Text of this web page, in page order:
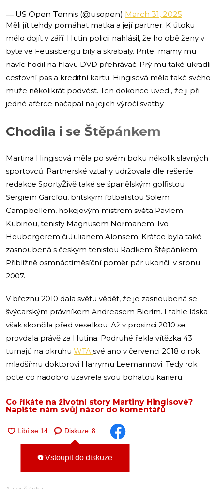
— US Open Tennis (@usopen) March 31, 2025
Měli jít tehdy pomáhat matka a její partner. K útoku
mělo dojít v září. Hutin policii nahlásil, že ho obě ženy v
bytě ve Feusisbergu bily a škrábaly. Přítel mámy mu
navíc hodil na hlavu DVD přehrávač. Prý mu také ukradli
cestovní pas a kreditní kartu. Hingisová měla také svého
muže několikrát podvést. Ten dokonce uvedl, že ji při
jedné aférce načapal na jejich výročí svatby.
Chodila i se Štěpánkem
Martina Hingisová měla po svém boku několik slavných
sportovců. Partnerské vztahy udržovala dle rešerše
redakce SportyŽivě také se španělským golfistou
Sergiem Garcíou, britským fotbalistou Solem
Campbellem, hokejovým mistrem světa Pavlem
Kubinou, tenisty Magnusem Normanem, Ivo
Heubergerem či Julianem Alonsem. Krátce byla také
zasnoubená s českým tenistou Radkem Štěpánkem.
Přibližně osmnáctiměsíční poměr pár ukončil v srpnu
2007.
V březnu 2010 dala světu vědět, že je zasnoubená se
švýcarským právníkem Andreasem Bierim. I tahle láska
však skončila před veselkou. Až v prosinci 2010 se
provdala právě za Hutina. Podruhé řekla vítězka 43
turnajů na okruhu WTA své ano v červenci 2018 o rok
mladšímu doktorovi Harrymu Leemannovi. Tedy rok
poté co nadobro uzavřela svou bohatou kariéru.
Co říkáte na životní story Martiny Hingisové?
Napište nám svůj názor do komentářů
Diskuze 8
Vstoupit do diskuze